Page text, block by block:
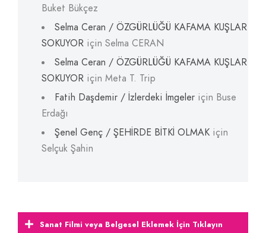
Buket Bükçez
Selma Ceran / ÖZGÜRLÜĞÜ KAFAMA KUŞLAR
SOKUYOR için Selma CERAN
Selma Ceran / ÖZGÜRLÜĞÜ KAFAMA KUŞLAR
SOKUYOR için Meta T. Trip
Fatih Daşdemir / İzlerdeki İmgeler için Buse
Erdağı
Şenel Genç / ŞEHİRDE BİTKİ OLMAK için
Selçuk Şahin
Sanat Filmi veya Belgesel Eklemek İçin Tıklayın